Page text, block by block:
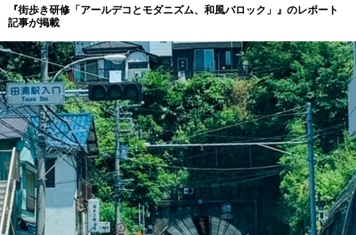
『街歩き研修「アールデコとモダニズム、和風バロック」』のレポート
記事が掲載